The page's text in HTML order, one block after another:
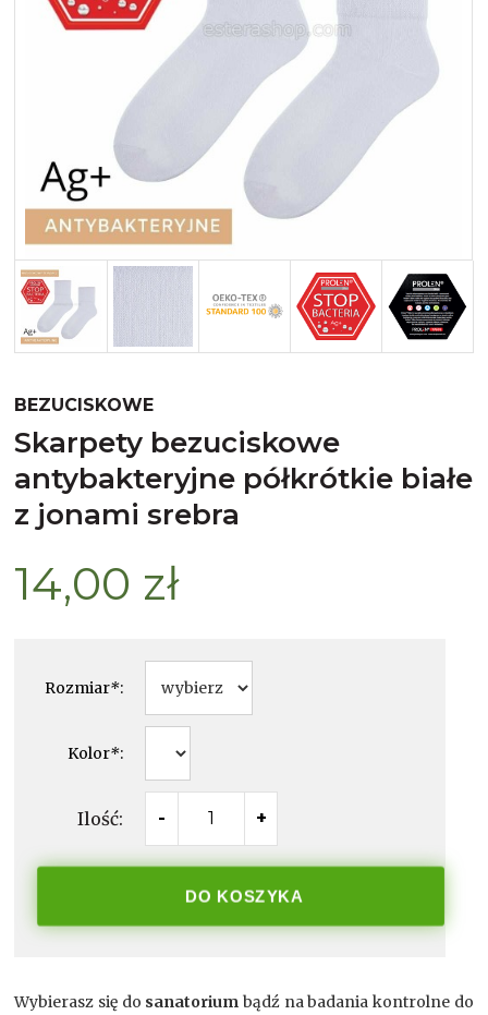
BEZUCISKOWE
skarpety bezuciskowe
antybakteryjne półkrótkie białe
z jonami srebra
14,00 zł
Rozmiar*:
Kolor*:
Ilość: - +
DO KOSZYKA
Wybierasz się do sanatorium bądź na badania kontrolne do
Merynos trekking
Merynos bezuciskowe
Kaszmir stopki
Bawełna
Bawełna egipska maco
Bawełna merceryzowana
Kropki